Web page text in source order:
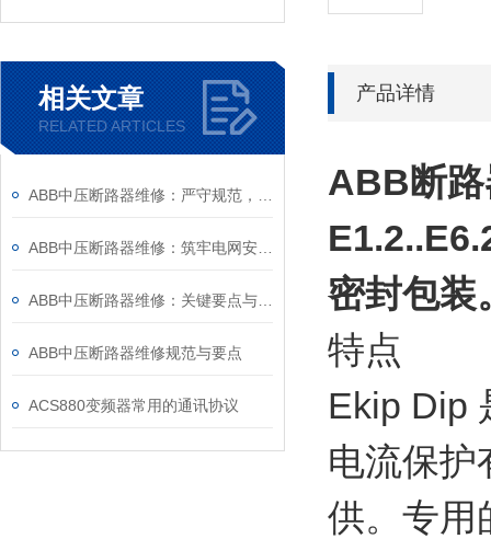
相关文章
RELATED ARTICLES
ABB中压断路器维修规范与要点
ACS880变频器常用的通讯协议
产品详情
ABB断
密封包
特点
Ekip Dip
电流保护
供。专用